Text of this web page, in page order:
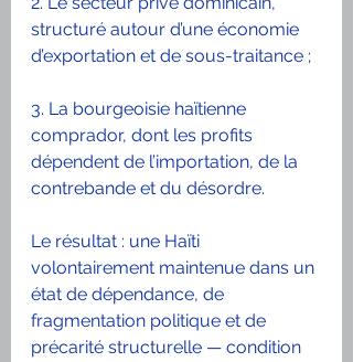
structuré autour d’une économie
d’exportation et de sous-traitance ;
3. La bourgeoisie haïtienne
comprador, dont les profits
dépendent de l’importation, de la
contrebande et du désordre.
Le résultat : une Haïti
volontairement maintenue dans un
état de dépendance, de
fragmentation politique et de
précarité structurelle — condition